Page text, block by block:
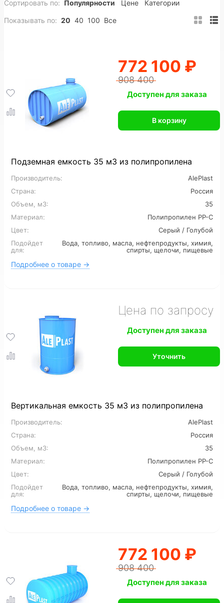
200 м3 Полипропиленовые ПНД
Вертикальные Горизонтальные
Конусные Утепленные
На заказ Промышленные
Для горячей воды Для питьевой воды
Для химии Для кислот
Пищевые Большие
Для сточных вод
Для канализации 8 м3
12 м3 16 м3
Сортировать по: Популярности Цене Категории
Показывать по: 20 40 100 Все
Подземная емкость 35 м3 из полипропилена
Производитель:
AlePlast
Страна:
Россия
Объем, м3:
35
Материал:
Полипропилен PP-C
Цвет:
Серый / Голубой
Подойдет
для:
Вода, топливо, масла, нефтепродукты, химия,
спирты, щелочи, пищевые
Подробнее о товаре →
772 100 ₽
908 400
Доступен для заказа
В корзину
Вертикальная емкость 35 м3 из полипропилена
Производитель:
AlePlast
Страна:
Россия
Объем, м3:
35
Материал:
Полипропилен PP-C
Цвет:
Серый / Голубой
Подойдет
для:
Вода, топливо, масла, нефтепродукты, химия,
спирты, щелочи, пищевые
Подробнее о товаре →
Цена по запросу
Доступен для заказа
Уточнить
772 100 ₽
908 400
Доступен для заказа